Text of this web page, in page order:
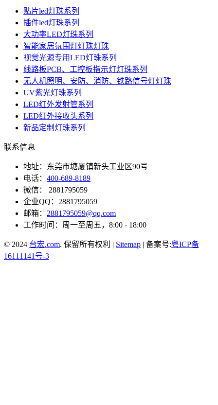
贴片led灯珠系列
插件led灯珠系列
大功率LED灯珠系列
智能家居氛围灯灯珠灯珠
视觉光源专用LED灯珠系列
线路板PCB、工控板指示灯灯珠系列
无人机照明、安防、消防、铁路信号灯灯珠
UV紫光灯珠系列
LED红外发射管系列
LED红外接收头系列
新品定制灯珠系列
联系信息
地址：东莞市塘厦镇新头工业区90号
电话： 400-689-8189
微信： 2881795059
企业QQ：2881795059
邮箱： 2881795059@qq.com
工作时间：周一至周五，8:00 - 18:00
© 2024 台宏.com. 保留所有权利 | Sitemap | 备案号:粤ICP备
16111141号-3